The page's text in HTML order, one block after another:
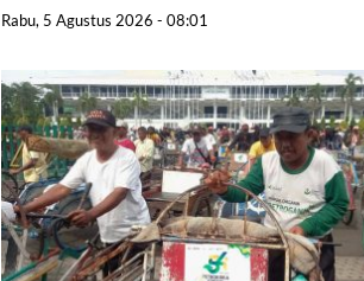
Rabu, 5 Agustus 2026 - 08:01